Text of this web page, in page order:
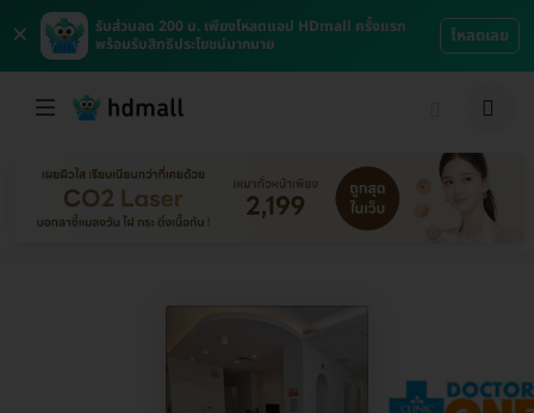
×
รับส่วนลด 200 บ. เพียงโหลดแอป HDmall ครั้งแรก
พร้อมรับสิทธิประโยชน์มากมาย
โหลดเลย